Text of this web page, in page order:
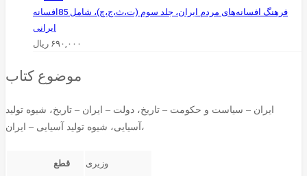
فرهنگ افسانه‌های مردم ایران، جلد سوم (ت،ث،ج،چ)، شامل 85افسانه
ایرانی
۶۹۰,۰۰۰ ریال
موضوع کتاب
ایران – سیاست و حکومت – تاریخ، دولت – ایران – تاریخ، شیوه تولید
آسیایی، شیوه تولید آسیایی – ایران،
قطع